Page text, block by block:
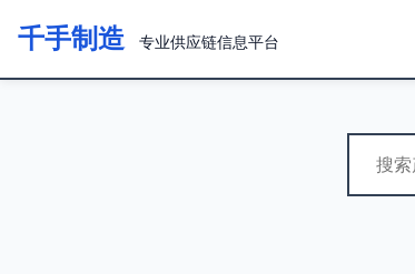
千手制造 专业供应链信息平台